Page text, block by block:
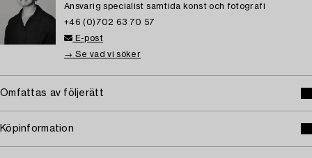
Ansvarig specialist samtida konst och fotografi
+46 (0)702 63 70 57
E-post
→ Se vad vi söker
Omfattas av följerätt
Köpinformation